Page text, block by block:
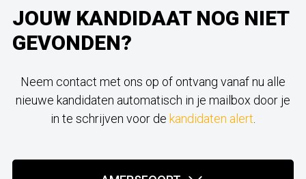
JOUW KANDIDAAT NOG NIET
GEVONDEN?
Neem contact met ons op of ontvang vanaf nu alle
nieuwe kandidaten automatisch in je mailbox door je
in te schrijven voor de kandidaten alert